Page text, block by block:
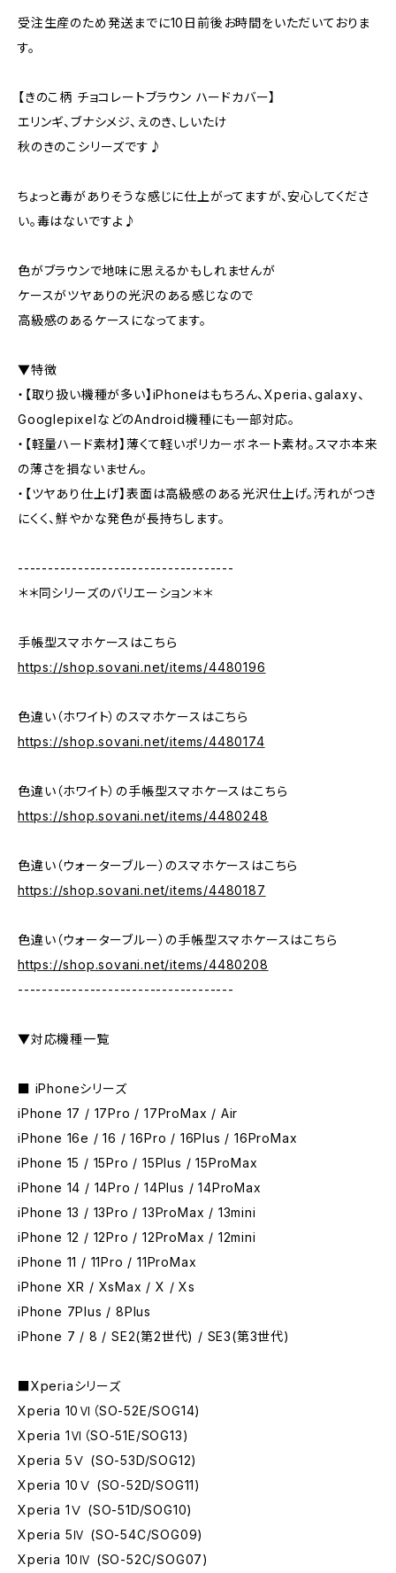
受注生産のため発送までに10日前後お時間をいただいておりま
す。
【きのこ柄 チョコレートブラウン ハードカバー】
エリンギ、ブナシメジ、えのき、しいたけ
秋のきのこシリーズです♪
ちょっと毒がありそうな感じに仕上がってますが、安心してくださ
い。毒はないですよ♪
色がブラウンで地味に思えるかもしれませんが
ケースがツヤありの光沢のある感じなので
高級感のあるケースになってます。
▼特徴
・【取り扱い機種が多い】iPhoneはもちろん、Xperia、galaxy、
GooglepixelなどのAndroid機種にも一部対応。
・【軽量ハード素材】薄くて軽いポリカーボネート素材。スマホ本来
の薄さを損ないません。
・【ツヤあり仕上げ】表面は高級感のある光沢仕上げ。汚れがつき
にくく、鮮やかな発色が長持ちします。
------------------------------------
＊＊同シリーズのバリエーション＊＊
手帳型スマホケースはこちら
https://shop.sovani.net/items/4480196
色違い（ホワイト）のスマホケースはこちら
https://shop.sovani.net/items/4480174
色違い（ホワイト）の手帳型スマホケースはこちら
https://shop.sovani.net/items/4480248
色違い（ウォーターブルー）のスマホケースはこちら
https://shop.sovani.net/items/4480187
色違い（ウォーターブルー）の手帳型スマホケースはこちら
https://shop.sovani.net/items/4480208
------------------------------------
▼対応機種一覧
■ iPhoneシリーズ
iPhone 17 / 17Pro / 17ProMax / Air
iPhone 16e / 16 / 16Pro / 16Plus / 16ProMax
iPhone 15 / 15Pro / 15Plus / 15ProMax
iPhone 14 / 14Pro / 14Plus / 14ProMax
iPhone 13 / 13Pro / 13ProMax / 13mini
iPhone 12 / 12Pro / 12ProMax / 12mini
iPhone 11 / 11Pro / 11ProMax
iPhone XR / XsMax / X / Xs
iPhone 7Plus / 8Plus
iPhone 7 / 8 / SE2(第2世代) / SE3(第3世代)
■Xperiaシリーズ
Xperia 10Ⅵ（SO-52E/SOG14)
Xperia 1Ⅵ（SO-51E/SOG13)
Xperia 5Ⅴ (SO-53D/SOG12)
Xperia 10Ⅴ (SO-52D/SOG11)
Xperia 1Ⅴ (SO-51D/SOG10)
Xperia 5Ⅳ (SO-54C/SOG09)
Xperia 10Ⅳ (SO-52C/SOG07)